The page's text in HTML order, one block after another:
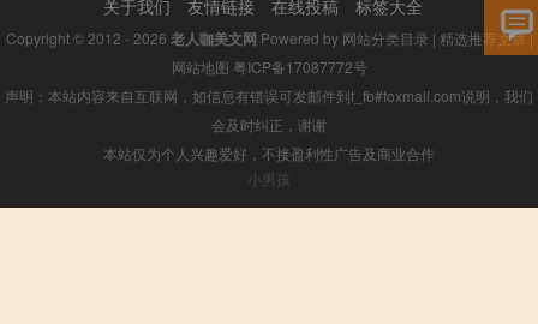
关于我们 友情链接 在线投稿 标签大全
Copyright © 2012 - 2026 老人咖美文网 Powered by 网站分类目录 | 精选推荐文章|
网站地图 粤ICP备17087772号
声明：本站内容来自互联网，如信息有错误可发邮件到f_fb#foxmail.com说明，我们
会及时纠正，谢谢
本站仅为个人兴趣爱好，不接盈利性广告及商业合作
小男孩